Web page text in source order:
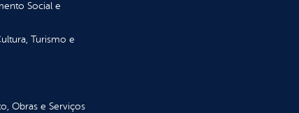
Social e
Turismo e
Obras e Serviços